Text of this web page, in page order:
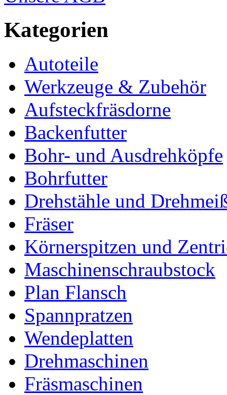
Kategorien
Autoteile
Werkzeuge & Zubehör
Aufsteckfräsdorne
Backenfutter
Bohr- und Ausdrehköpfe
Bohrfutter
Drehstähle und
Fräser
Körnerspitzen und
Maschinenschraubstock
Plan Flansch
Spannpratzen
Wendeplatten
Drehmaschinen
Fräsmaschinen